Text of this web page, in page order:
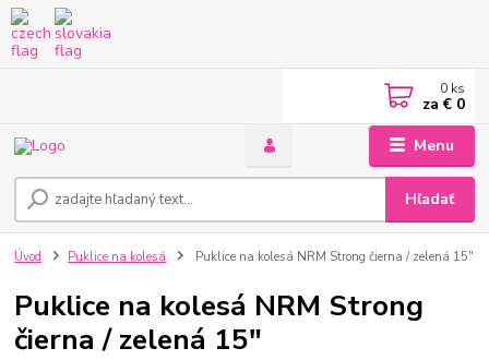
Menu
Hľadať
0 ks
za € 0
Úvod Puklice na kolesá Puklice na kolesá NRM Strong čierna / zelená 15"
Puklice na kolesá NRM Strong
čierna / zelená 15"